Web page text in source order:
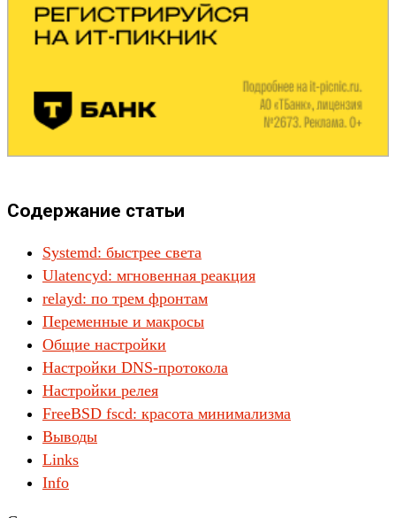
Содержание статьи
Systemd: быстрее света
Ulatencyd: мгновенная реакция
relayd: по трем фронтам
Переменные и макросы
Общие настройки
Настройки DNS-протокола
Настройки релея
FreeBSD fscd: красота минимализма
Выводы
Links
Info